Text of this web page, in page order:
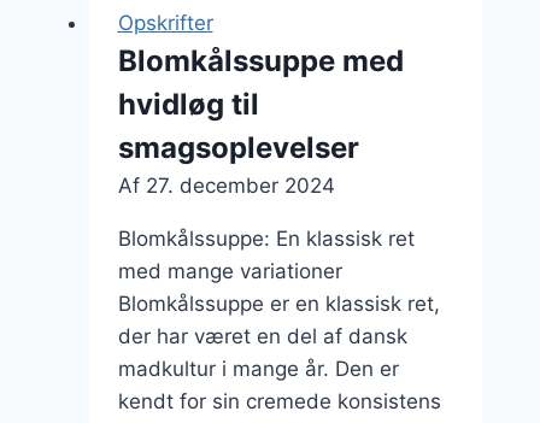
til
familien
Opskrifter
Blomkålssuppe med
hvidløg til
smagsoplevelser
Af 27. december 2024
Blomkålssuppe: En klassisk ret
med mange variationer
Blomkålssuppe er en klassisk ret,
der har været en del af dansk
madkultur i mange år. Den er
kendt for sin cremede konsistens